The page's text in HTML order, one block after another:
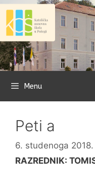
Preskoči
sadržaj
Menu
Peti a
6. studenoga 2018.
RAZREDNIK: